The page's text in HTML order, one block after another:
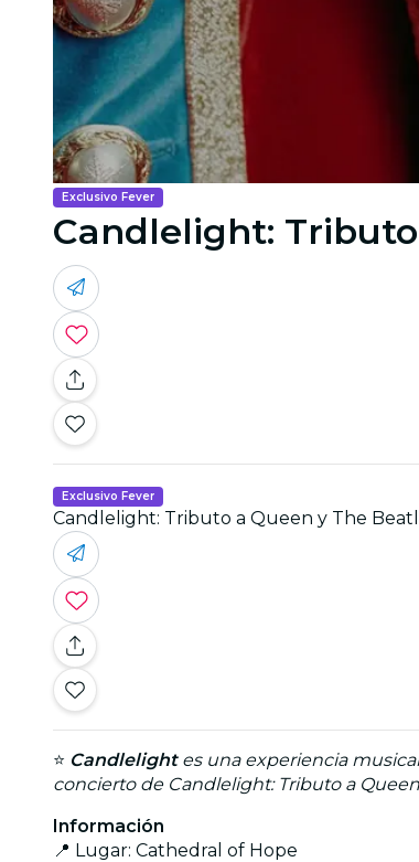
Exclusivo Fever
Candlelight:
Exclusivo Fever
Candlelight: Tributo a Queen y The
⭐ Candlelightes una experiencia
concierto de Candlelight: Tributo a
Información
📍 Lugar: Cathedral of Hope